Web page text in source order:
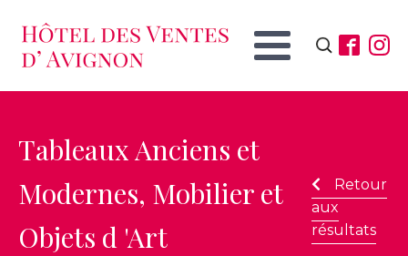
Rechercher :
Tableaux Anciens et
Modernes, Mobilier et
Objets d 'Art
Retour
aux
résultats